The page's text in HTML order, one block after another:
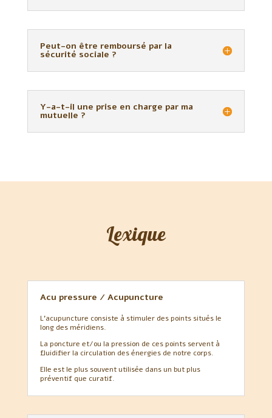
Peut-on être remboursé par la
sécurité sociale ?
Y-a-t-il une prise en charge par ma
mutuelle ?
Lexique
Acu pressure / Acupuncture
L’acupuncture consiste à stimuler des points situés le
long des méridiens.
La poncture et/ou la pression de ces points servent à
fluidifier la circulation des énergies de notre corps.
Elle est le plus souvent utilisée dans un but plus
préventif que curatif.